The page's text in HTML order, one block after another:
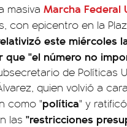
masiva Marcha Federal
con epicentro en la
este miércoles
que "el número no
de Políticas
quien volvió a
como "política" y
las "restricciones